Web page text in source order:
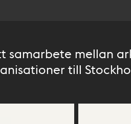
samarbete mellan
till